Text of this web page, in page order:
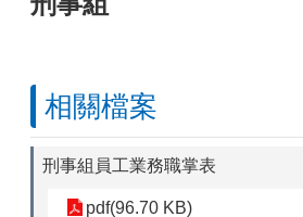
相關檔案
刑事組員工業務職掌表
pdf(96.70 KB)